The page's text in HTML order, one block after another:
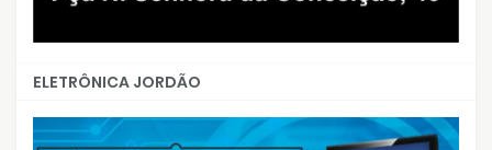
ELETRÔNICA JORDÃO